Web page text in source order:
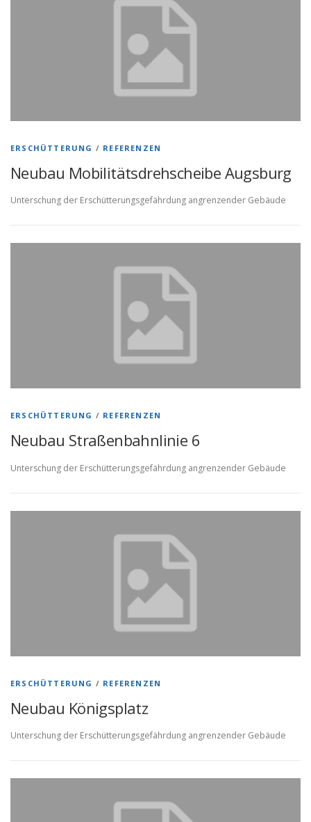
ERSCHÜTTERUNG / REFERENZEN
Neubau Mobilitätsdrehscheibe Augsburg
Unterschung der Erschütterungsgefährdung angrenzender Gebäude
ERSCHÜTTERUNG / REFERENZEN
Neubau Straßenbahnlinie 6
Unterschung der Erschütterungsgefährdung angrenzender Gebäude
ERSCHÜTTERUNG / REFERENZEN
Neubau Königsplatz
Unterschung der Erschütterungsgefährdung angrenzender Gebäude